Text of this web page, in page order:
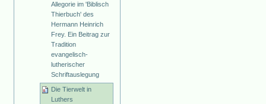
Allegorie im 'Biblisch
Thierbuch' des
Hermann Heinrich
Frey. Ein Beitrag zur
Tradition
evangelisch-
lutherischer
Schriftauslegung
Die Tierwelt in
Luthers